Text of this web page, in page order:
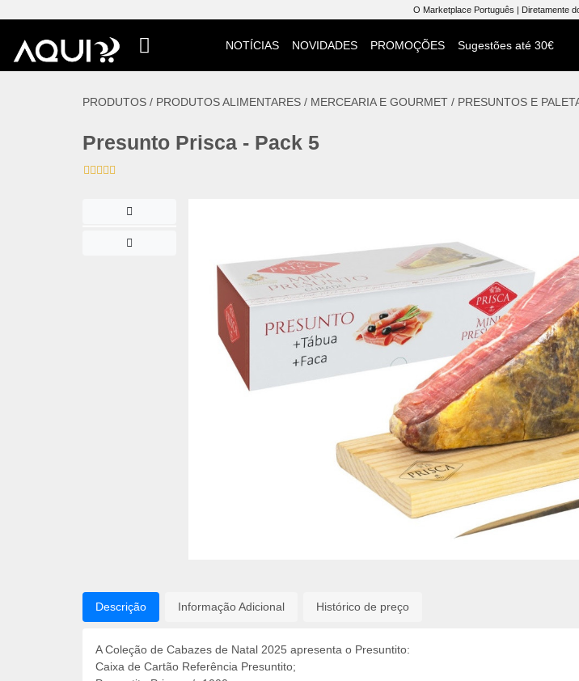
O Marketplace Português | Diretamente
NOTÍCIAS NOVIDADES PROMOÇÕES Sugestões até 30€
PRODUTOS / PRODUTOS ALIMENTARES / MERCEARIA E GOURMET / PRESUNTOS E
Presunto Prisca - Pack 5
Descrição Informação Adicional Histórico de preço
A Coleção de Cabazes de Natal 2025 apresenta o Presuntito:
Caixa de Cartão Referência Presuntito;